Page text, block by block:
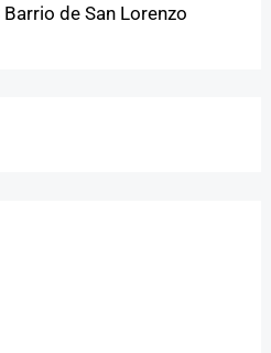
Barrio de San Lorenzo